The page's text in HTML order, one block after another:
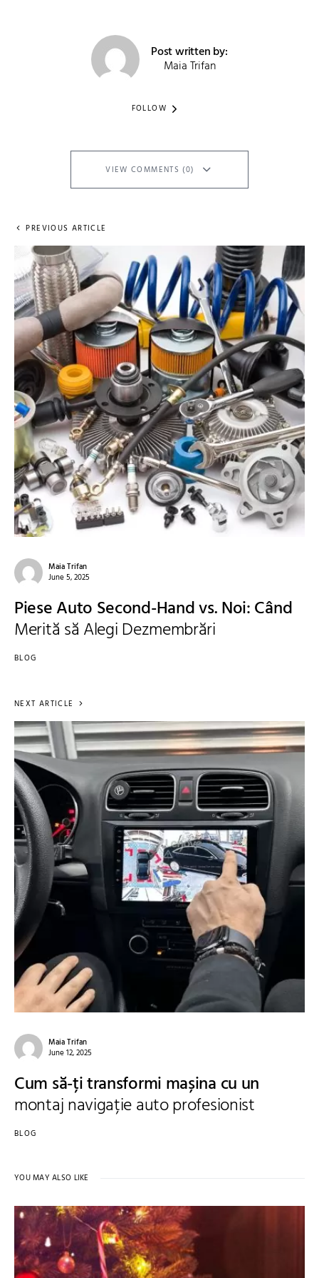
Post written by:
Maia Trifan
FOLLOW
VIEW COMMENTS (0)
PREVIOUS ARTICLE
Maia Trifan
June 5, 2025
Piese Auto Second-Hand vs. Noi: Când
Merită să Alegi Dezmembrări
BLOG
NEXT ARTICLE
Maia Trifan
June 12, 2025
Cum să-ți transformi mașina cu un
montaj navigație auto profesionist
BLOG
YOU MAY ALSO LIKE